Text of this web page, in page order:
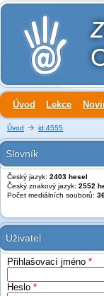
Úvod Lekce
Úvod id:4555
Slovník
Český jazyk: 2403 hesel
Český znakový jazyk: 2552
Počet mediálních souborů:
Uživatel
Přihlašovací jméno *
Heslo *